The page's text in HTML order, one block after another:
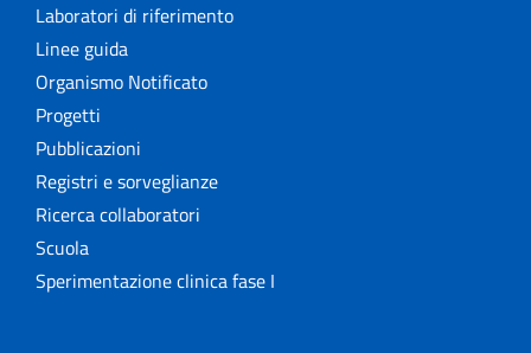
Laboratori di riferimento
Linee guida
Organismo Notificato
Progetti
Pubblicazioni
Registri e sorveglianze
Ricerca collaboratori
Scuola
Sperimentazione clinica fase I